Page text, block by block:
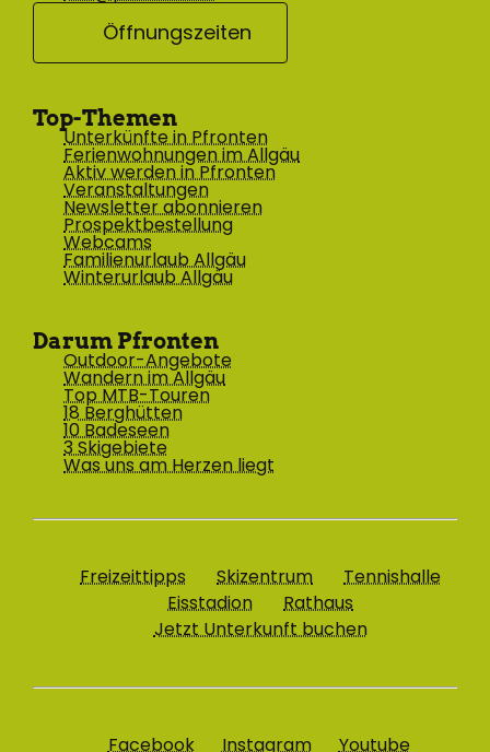
Öffnungszeiten
Top-Themen
Unterkünfte in Pfronten
Ferienwohnungen im Allgäu
Aktiv werden in Pfronten
Veranstaltungen
Newsletter abonnieren
Prospektbestellung
Webcams
Familienurlaub Allgäu
Winterurlaub Allgäu
Darum Pfronten
Outdoor-Angebote
Wandern im Allgäu
Top MTB-Touren
18 Berghütten
10 Badeseen
3 Skigebiete
Was uns am Herzen liegt
Freizeittipps Skizentrum
Tennishalle
Eisstadion
Rathaus
Jetzt Unterkunft buchen
Facebook Instagram Youtube